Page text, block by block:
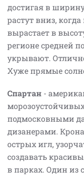
достигая в
растут вниз,
вырастает в
регионе средней
укрывают.
Хуже прямые
Спартан -
подмосковными
дизанерами.
острых игл,
создавать
в парках. Один из